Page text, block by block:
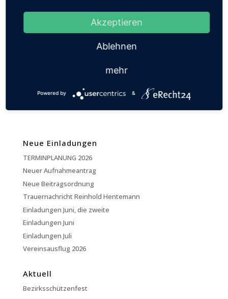
nach einem kurzen Gebet und einige geistlichen Liedern,
die vom Musikverein begleitet wurden, das Feuer zu
entzünden. Es wurde von Kaplan Schwerhoff eingesegnet.
Noch bis in die Dunkelheit konnten die Besucher sich am
Feuer erfreuen. Für Verpflegung und Getränke hatte wie
Kevelaerer Kirmes
Neue Einladungen
TERMINPLANUNG 2026
Neuer Aufnahmeantrag
Neue Beitragsordnung
Trauernachricht Reinhold Hentemann
Einladungen Juni, die zweite
Einladungen Juni
Einladungen Juli
Vereinsausflug 2026
Aktuell
Bezirksschützenfest
Akzeptieren
Ablehnen
mehr
Powered by &